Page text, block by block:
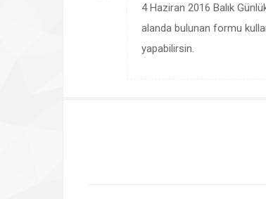
4 Haziran 2016 Balık
alanda bulunan formu
yapabilirsin.